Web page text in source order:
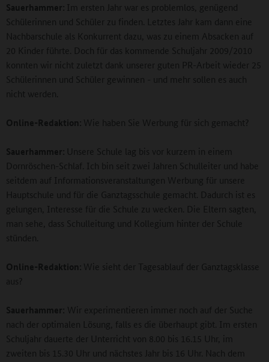
Sauerhammer: Im ersten Jahr war es problemlos, genügend
Schülerinnen und Schüler zu finden. Letztes Jahr kam dann eine
Nachbarschule als Konkurrent dazu, was zu einem Absacken auf
20 Kinder führte. Doch für das kommende Schuljahr 2009/2010
konnten wir nicht zuletzt dank unserer guten PR-Arbeit wieder 25
Schülerinnen und Schüler gewinnen - und mehr sollen es auch
nicht werden.
Online-Redaktion: Wie haben Sie Werbung für sich gemacht?
Sauerhammer: Unsere Schule lag bis vor kurzem in einem
Dornröschen-Schlaf. Ich bin seit zwei Jahren Schulleiter und habe
seitdem auf Informationsveranstaltungen Werbung für unsere
Hauptschule und für die Ganztagsschule gemacht. Dadurch ist es
gelungen, Interesse für die Schule zu wecken. Die Eltern sagten,
man sehe, dass Schulleitung und Kollegium hinter der Schule
stünden.
Online-Redaktion: Wie sieht der Tagesablauf der Ganztagsklasse
aus?
Sauerhammer: Wir experimentieren immer noch auf der Suche
nach der optimalen Lösung, falls es die überhaupt gibt. Im ersten
Schuljahr dauerte der Unterricht von 8.00 bis 16.15 Uhr, im
zweiten bis 15.30 Uhr und nächstes Jahr bis 16 Uhr. Nach dem